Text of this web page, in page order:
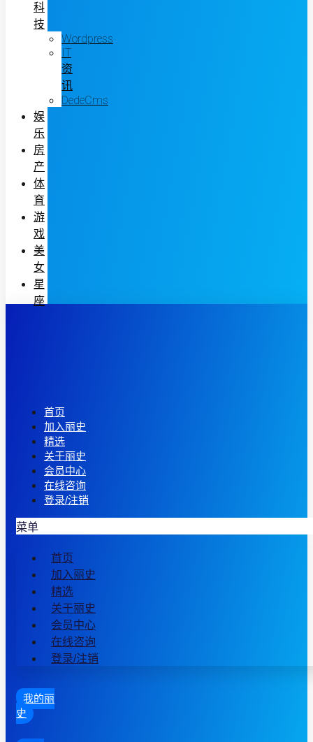
科
技
Wordpress
IT
资
讯
DedeCms
娱
乐
房
产
体
育
游
戏
美
女
星
座
首页
加入丽史
精选
关于丽史
会员中心
在线咨询
登录/注销
菜单
首页
加入丽史
精选
关于丽史
会员中心
在线咨询
登录/注销
我的丽
史